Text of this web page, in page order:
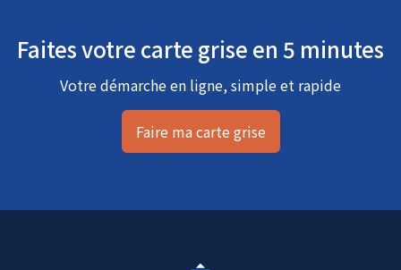
Faites votre carte grise en 5 minutes
Votre démarche en ligne, simple et rapide
Faire ma carte grise